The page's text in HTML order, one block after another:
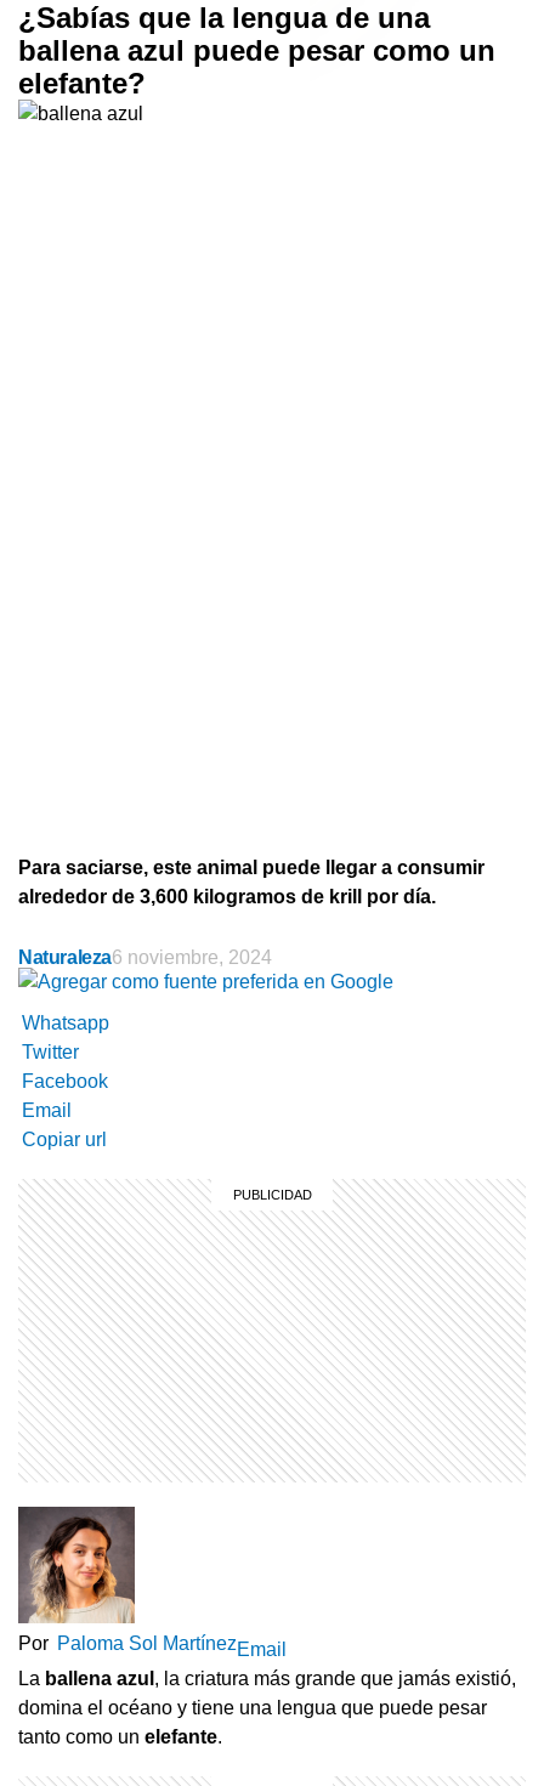
¿Sabías que la lengua de una
ballena azul puede pesar como un
elefante?
Para saciarse, este animal puede llegar a consumir
alrededor de 3,600 kilogramos de krill por día.
Naturaleza6 noviembre, 2024
Whatsapp
Twitter
Facebook
Email
Copiar url
Por Paloma Sol MartínezEmail
La ballena azul , la criatura más grande que jamás existió,
domina el océano y tiene una lengua que puede pesar
tanto como un elefante.